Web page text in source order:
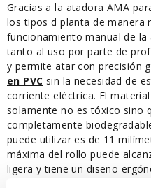
Gracias a la atadora AMA
los tipos d planta de manera
funcionamiento manual de
tanto al uso por parte de
y permite atar con precisión
en PVC sin la necesidad de
corriente eléctrica. El
solamente no es tóxico sino
completamente
puede utilizar es de 11
máxima del rollo puede
ligera y tiene un diseño